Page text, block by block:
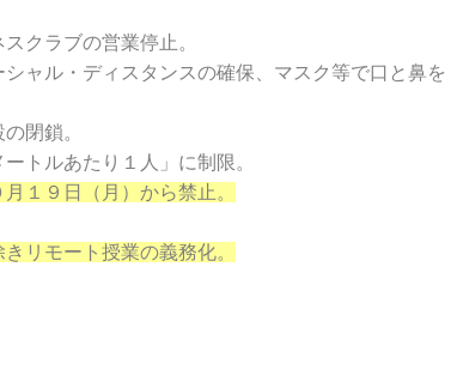
スクラブの営業停止。
シャル・ディスタンスの確保、マスク等で口と鼻を
閉鎖。
ートルあた り１人」に制限。
１９日（ 月）から禁止。
リモート 授業の義務化。